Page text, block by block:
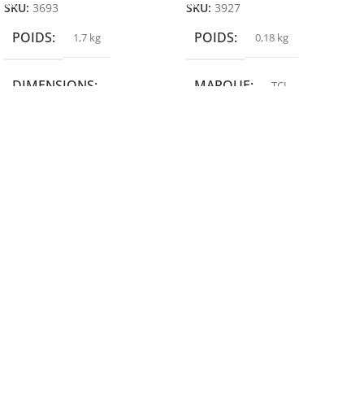
SKU: 3693
POIDS 1,7 kg
DIMENSIONS
SKU: 3927
POIDS 0,18 kg
MARQUE TCL